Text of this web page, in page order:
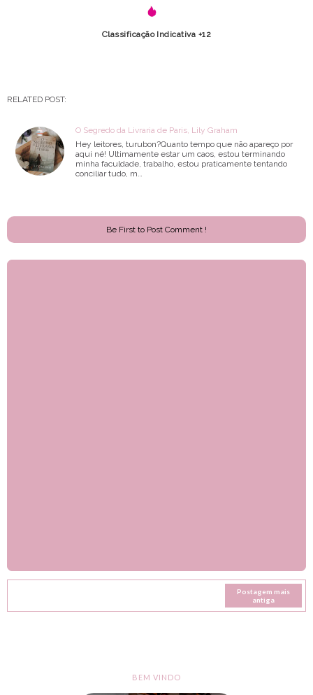
Classificação Indicativa +12
RELATED POST:
O Segredo da Livraria de Paris, Lily Graham
Hey leitores, turubon?Quanto tempo que não apareço por
aqui né! Ultimamente estar um caos, estou terminando
minha faculdade, trabalho, estou praticamente tentando
conciliar tudo, m…
Be First to Post Comment !
Postagem mais
antiga
BEM VINDO